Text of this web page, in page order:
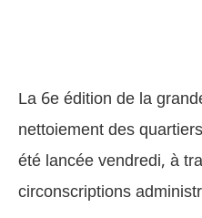
La 6e édition de la
nettoiement des
été lancée vendredi, à
circonscriptions